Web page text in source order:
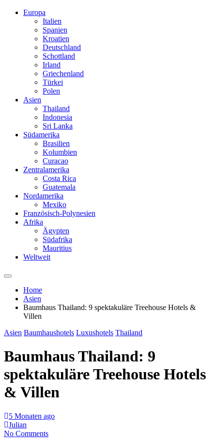
Europa
Italien
Spanien
Kroatien
Deutschland
Schottland
Irland
Griechenland
Türkei
Polen
Asien
Thailand
Indonesia
Sri Lanka
Südamerika
Brasilien
Kolumbien
Curacao
Zentralamerika
Costa Rica
Guatemala
Nordamerika
Mexiko
Französisch-Polynesien
Afrika
Ägypten
Südafrika
Mauritius
Weltweit
Home
Asien
Baumhaus Thailand: 9 spektakuläre Treehouse Hotels &
Villen
Asien Baumhaushotels Luxushotels Thailand
Baumhaus Thailand: 9
spektakuläre Treehouse Hotels
& Villen
5 Monaten ago
Julian
No Comments